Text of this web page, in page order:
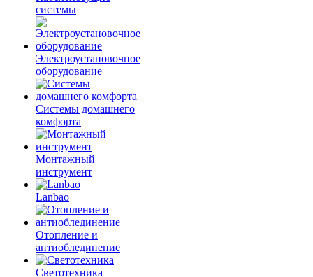
системы
Электроустановочное
оборудование
Системы домашнего
комфорта
Монтажный
инструмент
Lanbao
Отопление и
антиоблединение
Светотехника